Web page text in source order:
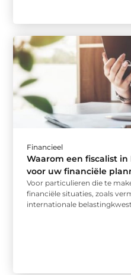
Financieel
Waarom een fiscalist
voor uw financiële
Voor particulieren die te
financiële situaties, zoals
internationale